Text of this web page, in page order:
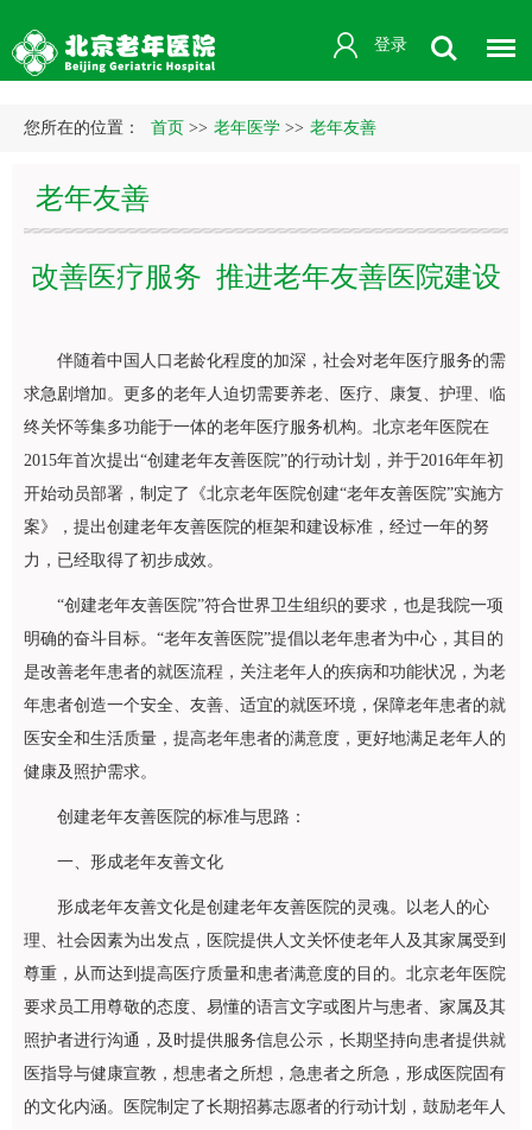
登录
您所在的位置： 首页 >> 老年医学 >> 老年友善
老年友善
改善医疗服务 推进老年友善医院建设
伴随着中国人口老龄化程度的加深，社会对老年医疗服务的需
求急剧增加。更多的老年人迫切需要养老、医疗、康复、护理、临
终关怀等集多功能于一体的老年医疗服务机构。北京老年医院在
2015年首次提出“创建老年友善医院”的行动计划，并于2016年年初
开始动员部署，制定了《北京老年医院创建“老年友善医院”实施方
案》，提出创建老年友善医院的框架和建设标准，经过一年的努
力，已经取得了初步成效。
“创建老年友善医院”符合世界卫生组织的要求，也是我院一项
明确的奋斗目标。“老年友善医院”提倡以老年患者为中心，其目的
是改善老年患者的就医流程，关注老年人的疾病和功能状况，为老
年患者创造一个安全、友善、适宜的就医环境，保障老年患者的就
医安全和生活质量，提高老年患者的满意度，更好地满足老年人的
健康及照护需求。
创建老年友善医院的标准与思路：
一、形成老年友善文化
形成老年友善文化是创建老年友善医院的灵魂。以老人的心
理、社会因素为出发点，医院提供人文关怀使老年人及其家属受到
尊重，从而达到提高医疗质量和患者满意度的目的。北京老年医院
要求员工用尊敬的态度、易懂的语言文字或图片与患者、家属及其
照护者进行沟通，及时提供服务信息公示，长期坚持向患者提供就
医指导与健康宣教，想患者之所想，急患者之所急，形成医院固有
的文化内涵。医院制定了长期招募志愿者的行动计划，鼓励老年人